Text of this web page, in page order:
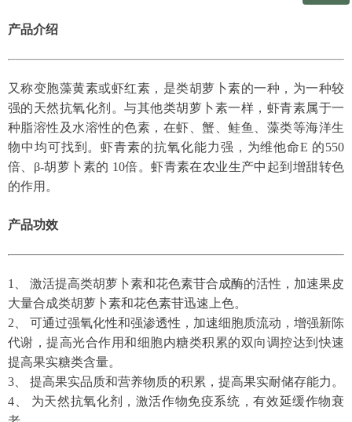
产品介绍
又称变胞藻黄素或虾红素，是类胡萝卜素的一种，为一种较
强的天然抗氧化剂。与其他类胡萝卜素一样，虾青素属于一
种脂溶性及水溶性的色素，在虾、蟹、鲑鱼、藻类等海洋生
物中均可找到。虾青素的抗氧化能力强，为维他命E 的550
倍、β-胡萝卜素的 10倍。虾青素在农业生产中起到增甜转色
的作用。
产品功效
1、 激活提高类胡萝卜素和花色素苷合成酶的活性，加速果皮
大量合成类胡萝卜素和花色素苷迅速上色。
2、 可通过强氧化性和强渗透性，加速细胞质流动，增强新陈
代谢，提高光合作用和细胞内糖类积累的双向调控达到快速
提高果实糖类含量。
3、 提高果实品质和营养物质的积累，提高果实耐储存能力。
4、 为天然抗氧化剂，激活作物免疫系统，有效延缓作物衰